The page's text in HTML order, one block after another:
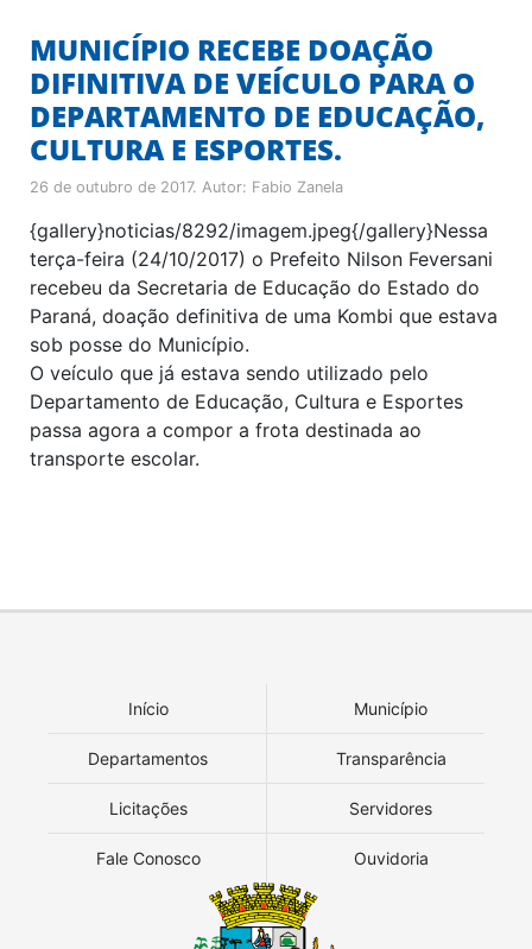
MUNICÍPIO RECEBE DOAÇÃO
DIFINITIVA DE VEÍCULO PARA O
DEPARTAMENTO DE EDUCAÇÃO,
CULTURA E ESPORTES.
26 de outubro de 2017. Autor: Fabio Zanela
{gallery}noticias/8292/imagem.jpeg{/gallery}Nessa
terça-feira (24/10/2017) o Prefeito Nilson Feversani
recebeu da Secretaria de Educação do Estado do
Paraná, doação definitiva de uma Kombi que estava
sob posse do Município.
O veículo que já estava sendo utilizado pelo
Departamento de Educação, Cultura e Esportes
passa agora a compor a frota destinada ao
transporte escolar.
Início Município
Departamentos Transparência
Licitações Servidores
Fale Conosco Ouvidoria